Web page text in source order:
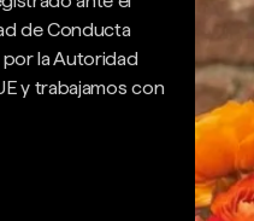
de Conducta
por la Autoridad
y trabajamos con